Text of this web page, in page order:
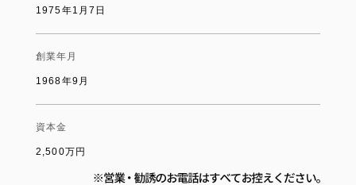
1975年1月7日
創業年月
1968年9月
資本金
2,500万円